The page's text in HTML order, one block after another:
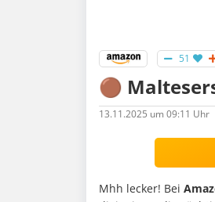
51
🟤
13.11.2025 um 09:11 Uhr
Mhh lecker! Bei